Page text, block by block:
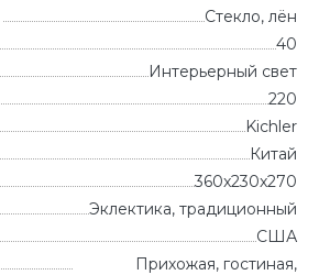
Стекло, лён
40
Интерьерный свет
220
Kichler
Китай
360x230x270
Эклектика, традиционный
CША
Прихожая, гостиная,